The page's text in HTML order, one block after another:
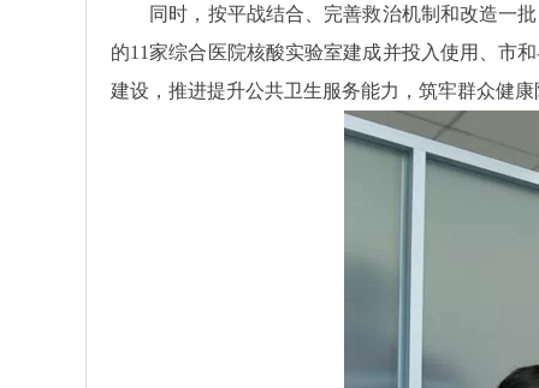
同时，按平战结合、完善救治机制和改造一批
的11家综合医院核酸实验室建成并投入使用、市
建设，推进提升公共卫生服务能力，筑牢群众健康